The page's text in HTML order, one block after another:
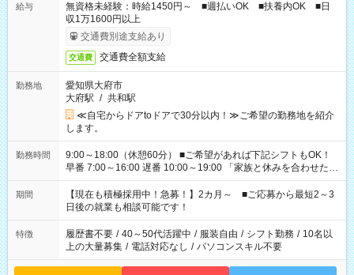
給与
無資格未経験：時給1450円～ ■週払いOK ■扶養内OK ■日
収1万1600円以上
交通費別途支給あり
交通費 交通費全額支給
勤務地
愛知県大府市
大府駅 / 共和駅
≪自宅からドアtoドアで30分以内！≫ご希望の勤務地を紹介
します。
勤務時間
9:00～18:00（休憩60分） ■ご希望があれば下記シフトもOK！
早番 7:00～16:00 遅番 10:00～19:00 「家族と休みを合わせた
い」 「余裕を持って夕飯の準備がしたい」 「できれば残業はし
たくない」 など、ご希望を教えてくださいね。 ※Wワーク希望
の方へ 今ご覧のお仕事で希望する勤務時間と、もう1つのお仕事
の勤務時間。 合計で週40時間を超える場合は応募できません。
期間
【現在も積極採用中！急募！】2カ月～ ■ご応募から最短2～3
日後の就業も相談可能です！
特徴 履歴書不要 / 40～50代活躍中 / 服装自由 / シフト勤務 / 10名以
上の大量募集 / 電話対応なし / パソコンスキル不要